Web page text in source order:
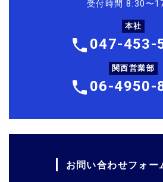
受付時間 8:30〜
本社
047-453-
関西営業部
06-4950-
お問い合わせフォー